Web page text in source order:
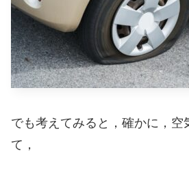
でも考えてみると，確かに，空
て，